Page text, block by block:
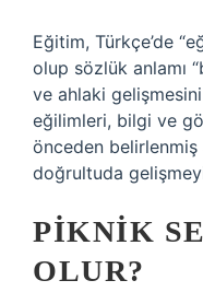
Eğitim, Türkçe’de
olup sözlük anlamı
ve ahlaki
eğilimleri, bilgi ve
önceden
doğrultuda
PIKNIK
OLUR?